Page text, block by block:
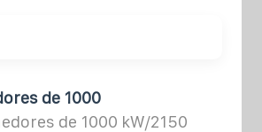
de 1000
de 1000 kW/2150